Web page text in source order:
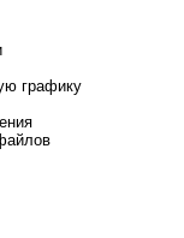
графику